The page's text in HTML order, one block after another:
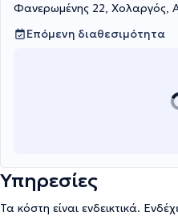
Φανερωμένης 22, Χολαργός,
Επόμενη διαθεσιμότητα
Υπηρεσίες
Τα κόστη είναι ενδεικτικά.